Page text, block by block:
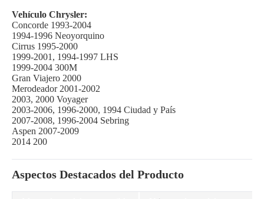
Vehículo Chrysler:
Concorde 1993-2004
1994-1996 Neoyorquino
Cirrus 1995-2000
1999-2001, 1994-1997 LHS
1999-2004 300M
Gran Viajero 2000
Merodeador 2001-2002
2003, 2000 Voyager
2003-2006, 1996-2000, 1994 Ciudad y País
2007-2008, 1996-2004 Sebring
Aspen 2007-2009
2014 200
Aspectos Destacados del Producto